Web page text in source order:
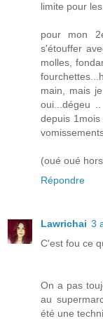
limite pour
pour mon
s'étouffer
molles,
main, mais
oui...dégeu
depuis
(oué oué
Répondre
Lawrichai 3
C'est fou ce
On a pas
au
été une